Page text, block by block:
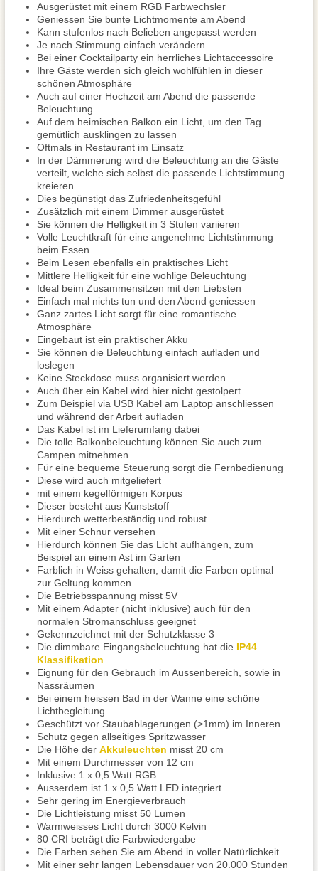
Ausgerüstet mit einem RGB Farbwechsler
Geniessen Sie bunte Lichtmomente am Abend
Kann stufenlos nach Belieben angepasst werden
Je nach Stimmung einfach verändern
Bei einer Cocktailparty ein herrliches Lichtaccessoire
Ihre Gäste werden sich gleich wohlfühlen in dieser
schönen Atmosphäre
Auch auf einer Hochzeit am Abend die passende
Beleuchtung
Auf dem heimischen Balkon ein Licht, um den Tag
gemütlich ausklingen zu lassen
Oftmals in Restaurant im Einsatz
In der Dämmerung wird die Beleuchtung an die Gäste
verteilt, welche sich selbst die passende Lichtstimmung
kreieren
Dies begünstigt das Zufriedenheitsgefühl
Zusätzlich mit einem Dimmer ausgerüstet
Sie können die Helligkeit in 3 Stufen variieren
Volle Leuchtkraft für eine angenehme Lichtstimmung
beim Essen
Beim Lesen ebenfalls ein praktisches Licht
Mittlere Helligkeit für eine wohlige Beleuchtung
Ideal beim Zusammensitzen mit den Liebsten
Einfach mal nichts tun und den Abend geniessen
Ganz zartes Licht sorgt für eine romantische
Atmosphäre
Eingebaut ist ein praktischer Akku
Sie können die Beleuchtung einfach aufladen und
loslegen
Keine Steckdose muss organisiert werden
Auch über ein Kabel wird hier nicht gestolpert
Zum Beispiel via USB Kabel am Laptop anschliessen
und während der Arbeit aufladen
Das Kabel ist im Lieferumfang dabei
Die tolle Balkonbeleuchtung können Sie auch zum
Campen mitnehmen
Für eine bequeme Steuerung sorgt die Fernbedienung
Diese wird auch mitgeliefert
mit einem kegelförmigen Korpus
Dieser besteht aus Kunststoff
Hierdurch wetterbeständig und robust
Mit einer Schnur versehen
Hierdurch können Sie das Licht aufhängen, zum
Beispiel an einem Ast im Garten
Farblich in Weiss gehalten, damit die Farben optimal
zur Geltung kommen
Die Betriebsspannung misst 5V
Mit einem Adapter (nicht inklusive) auch für den
normalen Stromanschluss geeignet
Gekennzeichnet mit der Schutzklasse 3
Die dimmbare Eingangsbeleuchtung hat die IP44
Klassifikation
Eignung für den Gebrauch im Aussenbereich, sowie in
Nassräumen
Bei einem heissen Bad in der Wanne eine schöne
Lichtbegleitung
Geschützt vor Staubablagerungen (>1mm) im Inneren
Schutz gegen allseitiges Spritzwasser
Die Höhe der Akkuleuchten misst 20 cm
Mit einem Durchmesser von 12 cm
Inklusive 1 x 0,5 Watt RGB
Ausserdem ist 1 x 0,5 Watt LED integriert
Sehr gering im Energieverbrauch
Die Lichtleistung misst 50 Lumen
Warmweisses Licht durch 3000 Kelvin
80 CRI beträgt die Farbwiedergabe
Die Farben sehen Sie am Abend in voller Natürlichkeit
Mit einer sehr langen Lebensdauer von 20.000 Stunden